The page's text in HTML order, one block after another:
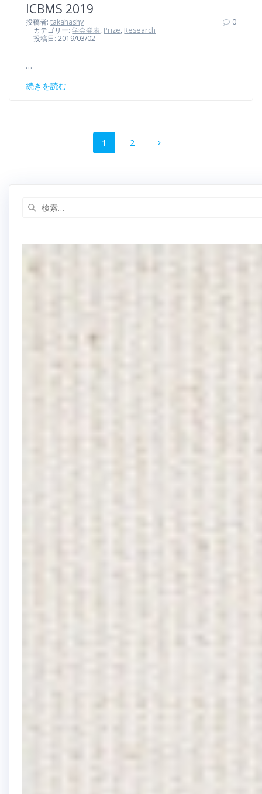
ICBMS 2019
投稿者: takahashy
カテゴリー:学会発表, Prize, Research
投稿日: 2019/03/02
0
…
続きを読む
ビ
ー
シ
固
定
1
固
2